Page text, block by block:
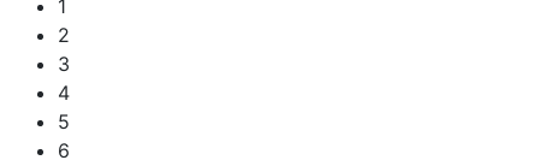
1
2
3
4
5
6